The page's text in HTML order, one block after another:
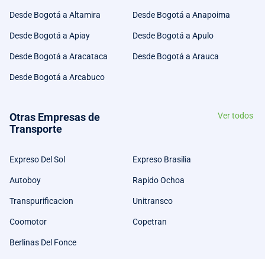
Desde Bogotá a Altamira Desde Bogotá a Anapoima
Desde Bogotá a Apiay Desde Bogotá a Apulo
Desde Bogotá a Aracataca Desde Bogotá a Arauca
Desde Bogotá a Arcabuco
Otras Empresas de
Transporte
Ver todos
Expreso Del Sol Expreso Brasilia
Autoboy Rapido Ochoa
Transpurificacion Unitransco
Coomotor Copetran
Berlinas Del Fonce